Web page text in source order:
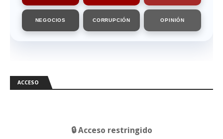
NEGOCIOS CORRUPCIÓN OPINIÓN
ACCESO
🔒 Acceso restringido